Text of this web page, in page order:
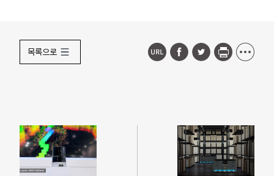
목록으로